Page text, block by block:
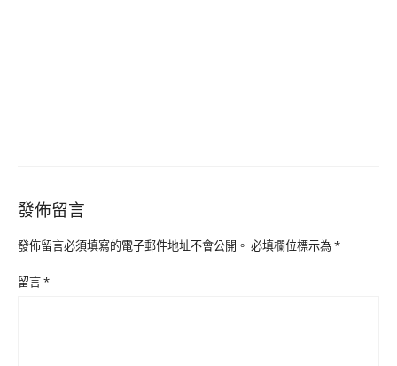
發佈留言
發佈留言必須填寫的電子郵件地址不會公開。 必填欄位標示為*
留言*